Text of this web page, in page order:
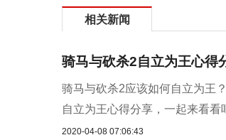
相关新闻
骑马与砍杀2自立为王心得
骑马与砍杀2应该如何自立为王
自立为王心得分享，一起来看看
2020-04-08 07:06:43